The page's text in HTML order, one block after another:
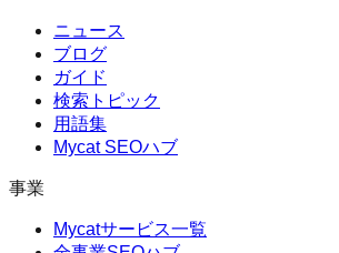
ニュース
ブログ
ガイド
検索トピック
用語集
Mycat SEOハブ
事業
Mycatサービス一覧